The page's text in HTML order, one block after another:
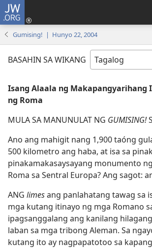
JW.ORG
Gumising! | Hunyo 22, 2004
BASAHIN SA WIKANG
Isang Alaala ng Makapangyarihang
ng Roma
MULA SA MANUNULAT NG GUMISING!
Ano ang mahigit nang 1,900 taóng
500 kilometro ang haba, at isa sa
pinakamakasaysayang monumento
Roma sa Sentral Europa? Ang sagot:
ANG limesang panlahatang tawag sa
mga kutang itinayo ng mga Romano
ipagsanggalang ang kanilang
laban sa mga tribong Aleman. Sa
kutang ito ay nagpapatotoo sa